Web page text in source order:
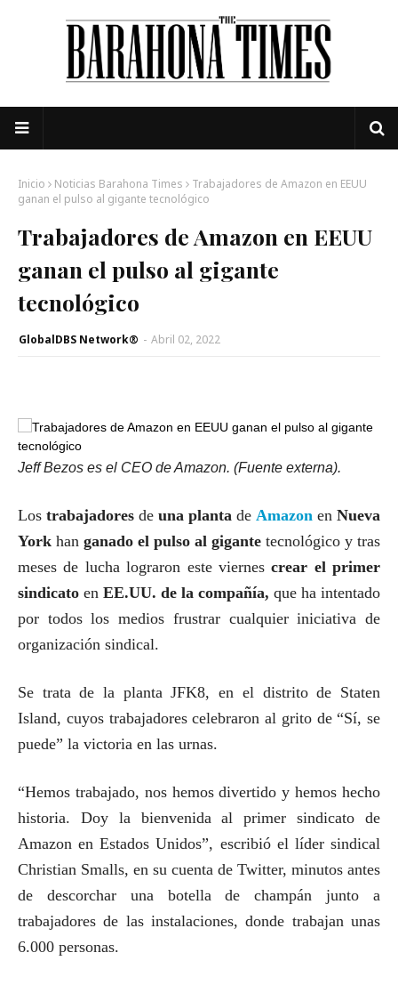
Inicio Noticias Barahona Times
Trabajadores de Amazon en EEUU
ganan el pulso al gigante tecnológico
Trabajadores de Amazon en EEUU
ganan el pulso al gigante
tecnológico
GlobalDBS Network® - Abril 02, 2022
Jeff Bezos es el CEO de Amazon. (Fuente externa).
Los trabajadores de una planta de Amazon en Nueva
York han ganado el pulso al gigante tecnológico y tras
meses de lucha lograron este viernescrear el primer
sindicato en EE.UU. de la compañía, que ha intentado
por todos los medios frustrar cualquier iniciativa de
organización sindical.
Se trata de la planta JFK8, en el distrito de Staten
Island, cuyos trabajadores celebraron al grito de “Sí, se
puede” la victoria en las urnas.
“Hemos trabajado, nos hemos divertido y hemos hecho
historia. Doy la bienvenida al primer sindicato de
Amazon en Estados Unidos”, escribió el líder sindical
Christian Smalls, en su cuenta de Twitter, minutos antes
de descorchar una botella de champán junto a
trabajadores de las instalaciones, donde trabajan unas
6.000 personas.